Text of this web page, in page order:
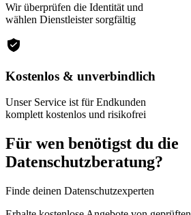
Wir überprüfen die Identität und
wählen Dienstleister sorgfältig
Kostenlos & unverbindlich
Unser Service ist für Endkunden
komplett kostenlos und risikofrei
Für wen benötigst du die
Datenschutzberatung?
Finde deinen Datenschutzexperten